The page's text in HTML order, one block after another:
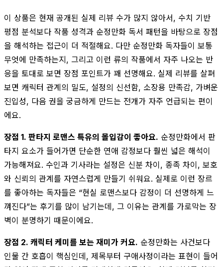
이 상품은 현재 공개된 실제 리뷰 수가 많지 않아서, 수치 기반
평점 분석보다 작품 성격과 순정만화 독서 패턴을 바탕으로 장점
을 해석하는 접근이 더 적절해요. 다만 순정만화 독자들이 보통
무엇에 만족하는지, 그리고 이런 류의 작품에서 자주 나오는 반
응을 토대로 보면 장점 포인트가 꽤 선명해요. 실제 리뷰를 살펴
보면 캐릭터 관계의 밀도, 설정의 신선함, 소장용 만족감, 가벼운
진입성, 다음 권을 궁금하게 만드는 전개가 자주 언급되는 편이
에요.
장점 1. 판타지 로맨스 특유의 몰입감이 좋아요. 순정만화에서 판
타지 요소가 들어가면 단순한 연애 감정보다 훨씬 넓은 해석이
가능해져요. 수인과 기사라는 설정은 신분 차이, 종족 차이, 보호
와 신뢰의 관계를 자연스럽게 만들기 쉬워요. 실제로 이런 장르
를 좋아하는 독자들은 “현실 로맨스보다 감정이 더 선명하게 느
껴진다”는 후기를 많이 남기는데, 그 이유는 관계를 가로막는 장
벽이 분명하기 때문이에요.
장점 2. 캐릭터 케미를 보는 재미가 커요. 순정만화는 사건보다
인물 간 호흡이 핵심인데, 제목부터 구애사정이라는 표현이 들어